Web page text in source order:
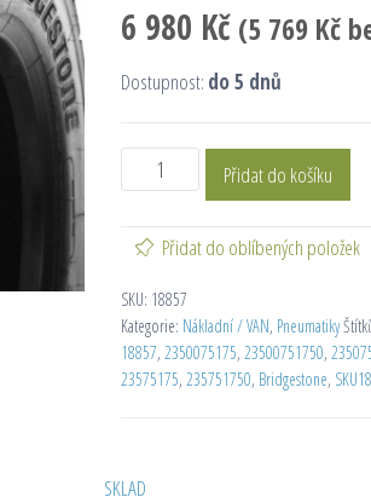
6 980 Kč (5 769 Kč
Dostupnost: do 5 dnů
Přidat do košíku
Přidat do oblíbených položek
SKU: 18857
Kategorie: Nákladní / VAN, Pneumatiky
18857, 2350075175, 23500751750,
23575175, 235751750, Bridgestone,
SKLAD